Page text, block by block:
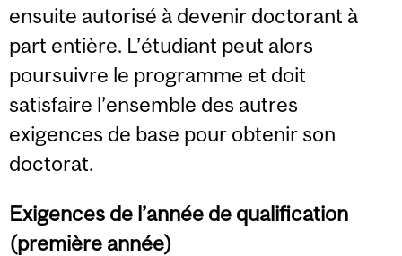
ensuite autorisé à devenir doctorant à
part entière. L’étudiant peut alors
poursuivre le programme et doit
satisfaire l’ensemble des autres
exigences de base pour obtenir son
doctorat.
Exigences de l’année de qualification
(première année)